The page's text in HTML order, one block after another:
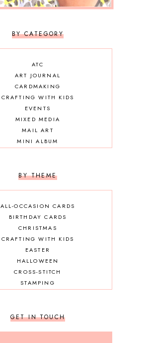
BY CATEGORY
ATC
ART JOURNAL
CARDMAKING
CRAFTING WITH KIDS
EVENTS
MIXED MEDIA
MAIL ART
MINI ALBUM
BY THEME
ALL-OCCASION CARDS
BIRTHDAY CARDS
CHRISTMAS
CRAFTING WITH KIDS
EASTER
HALLOWEEN
CROSS-STITCH
STAMPING
GET IN TOUCH